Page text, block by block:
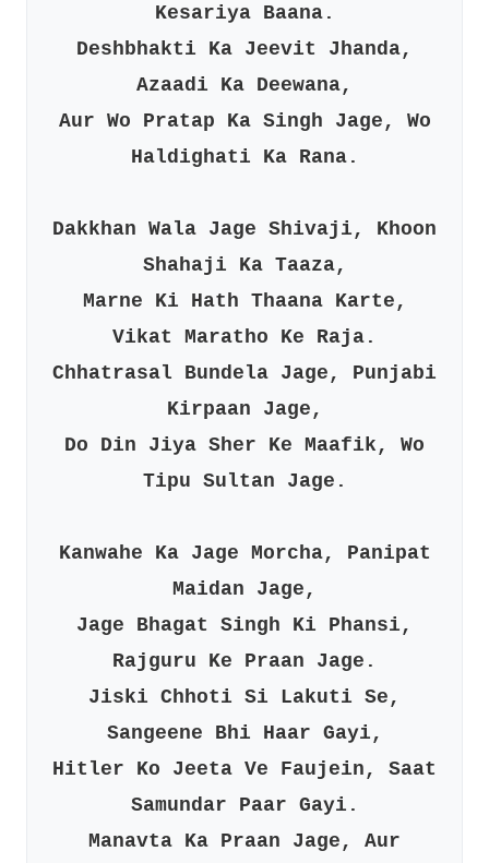
Kesariya Baana.
Deshbhakti Ka Jeevit Jhanda,
Azaadi Ka Deewana,
Aur Wo Pratap Ka Singh Jage, Wo
Haldighati Ka Rana.
Dakkhan Wala Jage Shivaji, Khoon
Shahaji Ka Taaza,
Marne Ki Hath Thaana Karte,
Vikat Maratho Ke Raja.
Chhatrasal Bundela Jage, Punjabi
Kirpaan Jage,
Do Din Jiya Sher Ke Maafik, Wo
Tipu Sultan Jage.
Kanwahe Ka Jage Morcha, Panipat
Maidan Jage,
Jage Bhagat Singh Ki Phansi,
Rajguru Ke Praan Jage.
Jiski Chhoti Si Lakuti Se,
Sangeene Bhi Haar Gayi,
Hitler Ko Jeeta Ve Faujein, Saat
Samundar Paar Gayi.
Manavta Ka Praan Jage, Aur